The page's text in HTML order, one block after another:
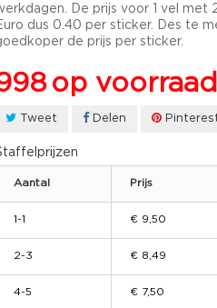
De prijs voor 1 vel met
dus 0.40 per sticker. Des te
de prijs per sticker.
op voorraad
Tweet Delen
Aantal Prijs
1-1 € 9,50
2-3 € 8,49
4-5 € 7,50